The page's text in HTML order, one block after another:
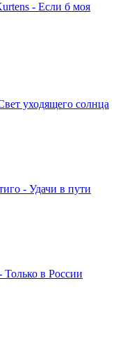
- Если б моя
уходящего солнца
- Удачи в пути
в России